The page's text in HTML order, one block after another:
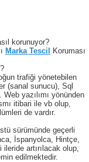
korunuyor?
Marka Tescil
Koruması
trafiği yönetebilen
(sanal sunucu), Sql
yazılımı yönünden
itibari ile vb olup,
de vardır.
sürümünde geçerli
İspanyolca, Hintçe,
artırılacak olup,
edilmektedir.